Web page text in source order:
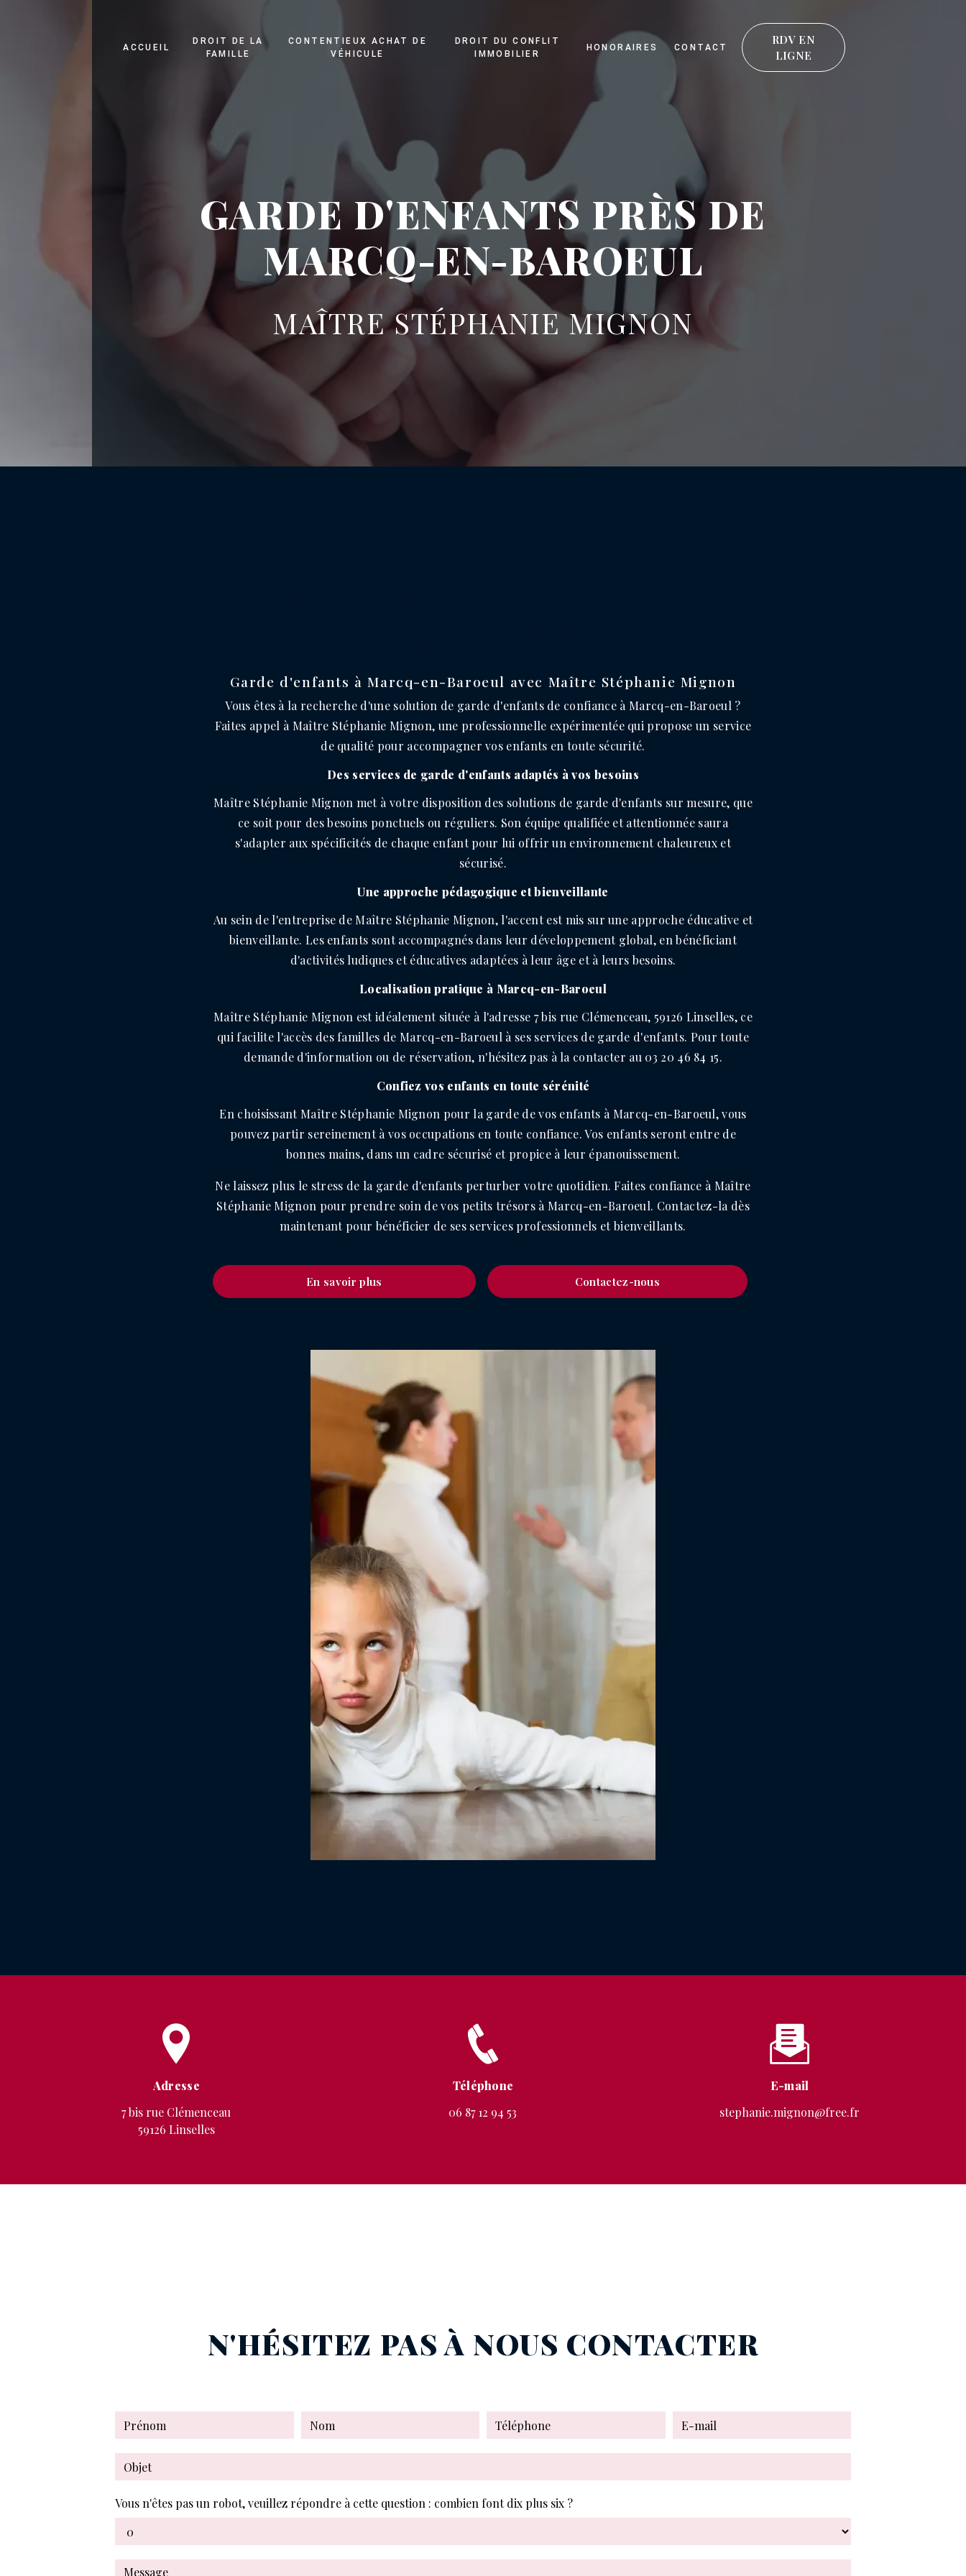
ACCUEIL
DROIT DE LA
FAMILLE
CONTENTIEUX ACHAT DE
VÉHICULE
DROIT DU CONFLIT
IMMOBILIER
HONORAIRES CONTACT
RDV EN
LIGNE
GARDE D'ENFANTS PRÈS DE
MARCQ-EN-BAROEUL
MAÎTRE STÉPHANIE MIGNON
Garde d'enfants à Marcq-en-Baroeul avec Maître Stéphanie Mignon
Vous êtes à la recherche d'une solution de garde d'enfants de confiance à Marcq-en-Baroeul ?
Faites appel à Maître Stéphanie Mignon, une professionnelle expérimentée qui propose un service
de qualité pour accompagner vos enfants en toute sécurité.
Des services de garde d'enfants adaptés à vos besoins
Maître Stéphanie Mignon met à votre disposition des solutions de garde d'enfants sur mesure, que
ce soit pour des besoins ponctuels ou réguliers. Son équipe qualifiée et attentionnée saura
s'adapter aux spécificités de chaque enfant pour lui offrir un environnement chaleureux et
sécurisé.
Une approche pédagogique et bienveillante
Au sein de l'entreprise de Maître Stéphanie Mignon, l'accent est mis sur une approche éducative et
bienveillante. Les enfants sont accompagnés dans leur développement global, en bénéficiant
d'activités ludiques et éducatives adaptées à leur âge et à leurs besoins.
Localisation pratique à Marcq-en-Baroeul
Maître Stéphanie Mignon est idéalement située à l'adresse 7 bis rue Clémenceau, 59126 Linselles, ce
qui facilite l'accès des familles de Marcq-en-Baroeul à ses services de garde d'enfants. Pour toute
demande d'information ou de réservation, n'hésitez pas à la contacter au 03 20 46 84 15.
Confiez vos enfants en toute sérénité
En choisissant Maître Stéphanie Mignon pour la garde de vos enfants à Marcq-en-Baroeul, vous
pouvez partir sereinement à vos occupations en toute confiance. Vos enfants seront entre de
bonnes mains, dans un cadre sécurisé et propice à leur épanouissement.
Ne laissez plus le stress de la garde d'enfants perturber votre quotidien. Faites confiance à Maître
Stéphanie Mignon pour prendre soin de vos petits trésors à Marcq-en-Baroeul. Contactez-la dès
maintenant pour bénéficier de ses services professionnels et bienveillants.
En savoir plus Contactez-nous
Adresse
7 bis rue Clémenceau
59126 Linselles
Téléphone
06 87 12 94 53
E-mail
stephanie.mignon@free.fr
N'HÉSITEZ PAS À NOUS CONTACTER
Vous n'êtes pas un robot, veuillez répondre à cette question : combien font dix plus six ?